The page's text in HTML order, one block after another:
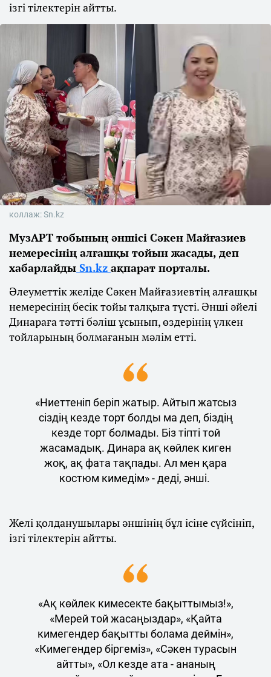
ізгі тілектерін айтты.
коллаж: Sn.kz
МузАРТ тобының әншісі Сәкен Майғазиев
немересінің алғашқы тойын жасады, деп
хабарлайды Sn.kz ақпарат порталы.
Әлеуметтік желіде Сәкен Майғазиевтің алғашқы
немересінің бесік тойы талқыға түсті. Әнші әйелі
Динараға тәтті бәліш ұсынып, өздерінің үлкен
тойларының болмағанын мәлім етті.
«Ниеттеніп беріп жатыр. Айтып жатсыз
сіздің кезде торт болды ма деп, біздің
кезде торт болмады. Біз тіпті той
жасамадық. Динара ақ көйлек киген
жоқ, ақ фата тақпады. Ал мен қара
костюм кимедім» - деді, әнші.
Желі қолданушылары әншінің бұл ісіне сүйсініп,
ізгі тілектерін айтты.
«Ақ көйлек кимесекте бақыттымыз!»,
«Мерей той жасаңыздар», «Қайта
кимегендер бақытты болама деймін»,
«Кимегендер біргеміз», «Сәкен турасын
айтты», «Ол кезде ата - ананың